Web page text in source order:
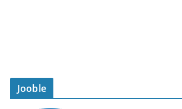
Jooble